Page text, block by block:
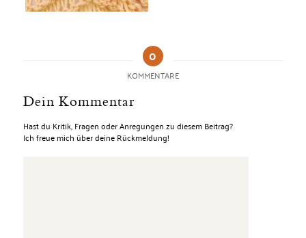
0
KOMMENTARE
Dein Kommentar
Hast du Kritik, Fragen oder Anregungen zu diesem Beitrag?
Ich freue mich über deine Rückmeldung!